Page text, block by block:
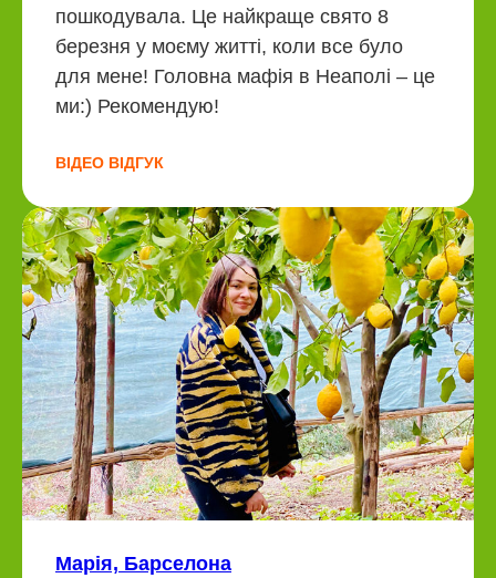
пошкодувала. Це найкраще свято 8
березня у моєму житті, коли все було
для мене! Головна мафія в Неаполі – це
ми:) Рекомендую!
ВІДЕО ВІДГУК
Марія, Барселона